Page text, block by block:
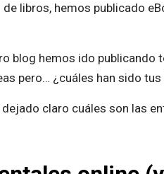
libros, hemos publicado
blog hemos ido
pero… ¿cuáles han sido
claro cuáles son las